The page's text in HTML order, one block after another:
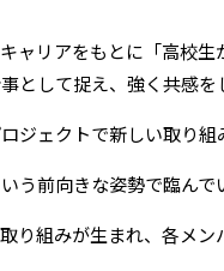
ャリアをもとに「高校
として捉え、強く共感を
ジェクトで新しい取り組
う前向きな姿勢で臨ん
り組みが生まれ、各メ